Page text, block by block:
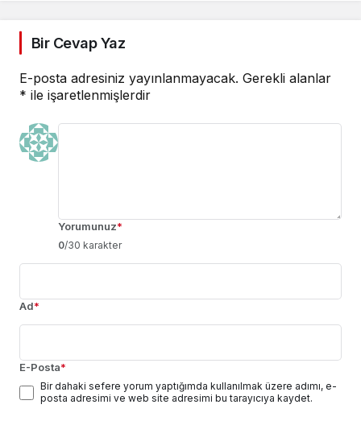
Bir Cevap Yaz
E-posta adresiniz yayınlanmayacak. Gerekli alanlar
* ile işaretlenmişlerdir
Yorumunuz*
0/30 karakter
Ad*
E-Posta*
Bir dahaki sefere yorum yaptığımda kullanılmak üzere adımı, e-
posta adresimi ve web site adresimi bu tarayıcıya kaydet.